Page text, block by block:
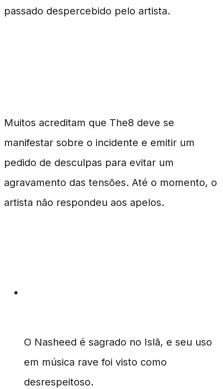
passado despercebido pelo artista.
Muitos acreditam que The8 deve se
manifestar sobre o incidente e emitir um
pedido de desculpas para evitar um
agravamento das tensões. Até o momento, o
artista não respondeu aos apelos.
O Nasheed é sagrado no Islã, e seu uso
em música rave foi visto como
desrespeitoso.